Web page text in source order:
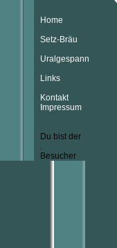
Home
Setz-Bräu
Uralgespann
Links
Kontakt
Impressum
Du bist der
.
Besucher